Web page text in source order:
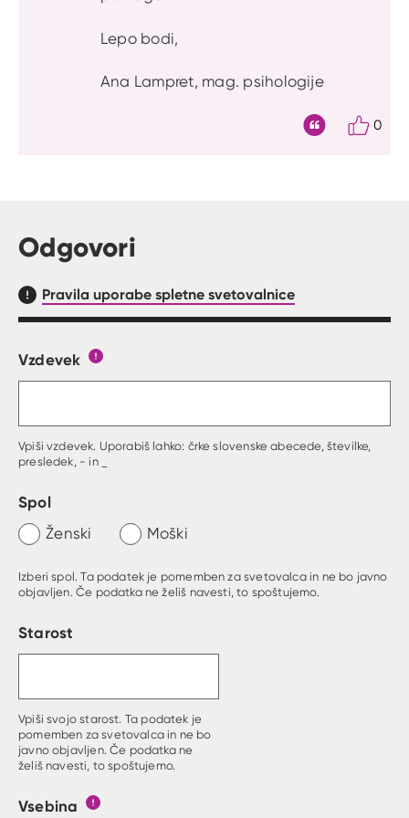
Lepo bodi,
Ana Lampret, mag. psihologije
0
Odgovori
Pravila uporabe spletne svetovalnice
Obrazec, kjer lahko zastaviš vprašanje
Vzdevek
Vpiši vzdevek. Uporabiš lahko: črke slovenske abecede, številke,
presledek, - in _
Spol
Ženski Moški
Izberi spol. Ta podatek je pomemben za svetovalca in ne bo javno
objavljen. Če podatka ne želiš navesti, to spoštujemo.
Starost
Vpiši svojo starost. Ta podatek je
pomemben za svetovalca in ne bo
javno objavljen. Če podatka ne
želiš navesti, to spoštujemo.
Vsebina